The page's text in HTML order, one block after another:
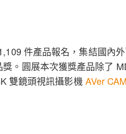
件產品報名，集結國內
。圓展本次獲獎產品除了
雙鏡頭視訊攝影機 AVer